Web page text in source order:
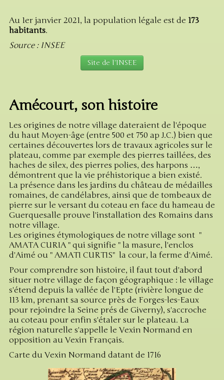
Au 1er janvier 2021, la population légale est de 173
habitants.
Source : INSEE
Site de l'INSEE
Amécourt, son histoire
Les origines de notre village dateraient de l'époque
du haut Moyen-âge (entre 500 et 750 ap J.C.) bien que
certaines découvertes lors de travaux agricoles sur le
plateau, comme par exemple des pierres taillées, des
haches de silex, des pierres polies, des harpons …,
démontrent que la vie préhistorique a bien existé.
La présence dans les jardins du château de médailles
romaines, de candélabres, ainsi que de tombeaux de
pierre sur le versant du coteau en face du hameau de
Guerquesalle prouve l'installation des Romains dans
notre village.
Les origines étymologiques de notre village sont "
AMATA CURIA " qui signifie " la masure, l'enclos
d'Aimé ou " AMATI CURTIS" la cour, la ferme d'Aimé.
Pour comprendre son histoire, il faut tout d'abord
situer notre village de façon géographique : le village
s'étend depuis la vallée de l'Epte (rivière longue de
113 km, prenant sa source près de Forges-les-Eaux
pour rejoindre la Seine prés de Giverny), s'accroche
au coteau pour enfin s'étaler sur le plateau. La
région naturelle s'appelle le Vexin Normand en
opposition au Vexin Français.
Carte du Vexin Normand datant de 1716